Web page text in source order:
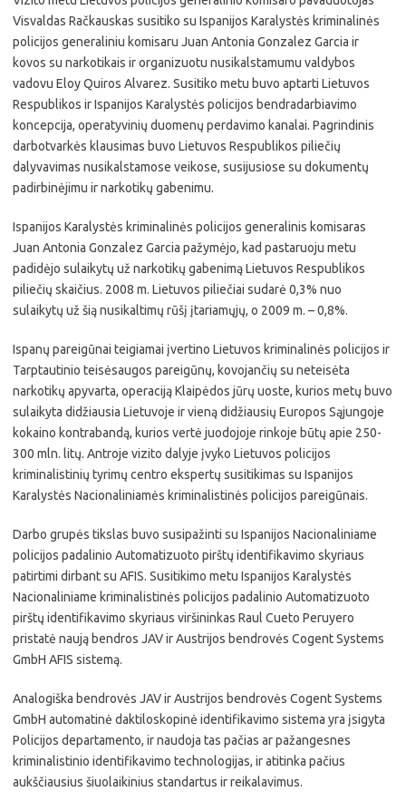
Visvaldas Račkauskas susitiko su Ispanijos Karalystės kriminalinės
policijos generaliniu komisaru Juan Antonia Gonzalez Garcia ir
kovos su narkotikais ir organizuotu nusikalstamumu valdybos
vadovu Eloy Quiros Alvarez. Susitiko metu buvo aptarti Lietuvos
Respublikos ir Ispanijos Karalystės policijos bendradarbiavimo
koncepcija, operatyvinių duomenų perdavimo kanalai. Pagrindinis
darbotvarkės klausimas buvo Lietuvos Respublikos piliečių
dalyvavimas nusikalstamose veikose, susijusiose su dokumentų
padirbinėjimu ir narkotikų gabenimu.
Ispanijos Karalystės kriminalinės policijos generalinis komisaras
Juan Antonia Gonzalez Garcia pažymėjo, kad pastaruoju metu
padidėjo sulaikytų už narkotikų gabenimą Lietuvos Respublikos
piliečių skaičius. 2008 m. Lietuvos piliečiai sudarė 0,3% nuo
sulaikytų už šią nusikaltimų rūšį įtariamųjų, o 2009 m. – 0,8%.
Ispanų pareigūnai teigiamai įvertino Lietuvos kriminalinės policijos ir
Tarptautinio teisėsaugos pareigūnų, kovojančių su neteisėta
narkotikų apyvarta, operaciją Klaipėdos jūrų uoste, kurios metų buvo
sulaikyta didžiausia Lietuvoje ir vieną didžiausių Europos Sąjungoje
kokaino kontrabandą, kurios vertė juodojoje rinkoje būtų apie 250-
300 mln. litų. Antroje vizito dalyje įvyko Lietuvos policijos
kriminalistinių tyrimų centro ekspertų susitikimas su Ispanijos
Karalystės Nacionaliniamės kriminalistinės policijos pareigūnais.
Darbo grupės tikslas buvo susipažinti su Ispanijos Nacionaliniame
policijos padalinio Automatizuoto pirštų identifikavimo skyriaus
patirtimi dirbant su AFIS. Susitikimo metu Ispanijos Karalystės
Nacionaliniame kriminalistinės policijos padalinio Automatizuoto
pirštų identifikavimo skyriaus viršininkas Raul Cueto Peruyero
pristatė naują bendros JAV ir Austrijos bendrovės Cogent Systems
GmbH AFIS sistemą.
Analogiška bendrovės JAV ir Austrijos bendrovės Cogent Systems
GmbH automatinė daktiloskopinė identifikavimo sistema yra įsigyta
Policijos departamento, ir naudoja tas pačias ar pažangesnes
kriminalistinio identifikavimo technologijas, ir atitinka pačius
aukščiausius šiuolaikinius standartus ir reikalavimus.